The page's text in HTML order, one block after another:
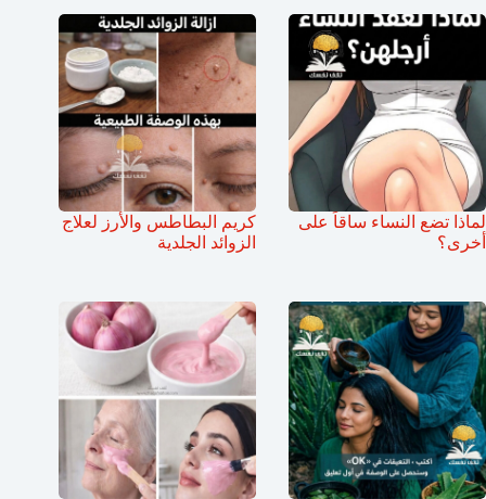
لماذا تضع النساء ساقاً على
أخرى؟
كريم البطاطس والأرز لعلاج
الزوائد الجلدية